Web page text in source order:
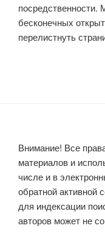
посредственности.
бесконечных
перелистнуть
Внимание! Все
материалов и
числе и в
обратной активной
для индексации
авторов может не